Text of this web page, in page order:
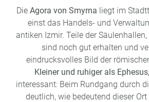
Die Agora von Smyrna liegt im
einst das Handels- und
antiken Izmir. Teile der
sind noch gut erhalten und
eindrucksvolles Bild der
Kleiner und ruhiger als Ephesus,
interessant: Beim Rundgang durch
deutlich, wie bedeutend dieser